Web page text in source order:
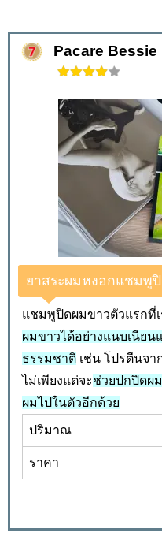
Pacare Bessie
ยาสระผมหงอกแชมพู
แชมพูปิดผมขาวตัวแรกที่
ผมขาวได้อย่างแนบเนีย
ธรรมชาติ เช่น โปรตีนจา
ไม่เพียงแต่จะช่วยปกปิดผ
ผมไปในตัวอีกด้วย
ปริมาณ
ราคา